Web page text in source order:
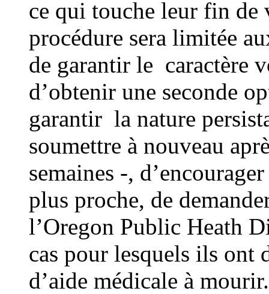
ce qui touche leur fin de
procédure sera limitée
de garantir le caractère
d’obtenir une seconde
garantir la nature
soumettre à nouveau
semaines -,
plus proche, de
l’Oregon Public Heath
cas pour lesquels ils ont
d’aide médicale à